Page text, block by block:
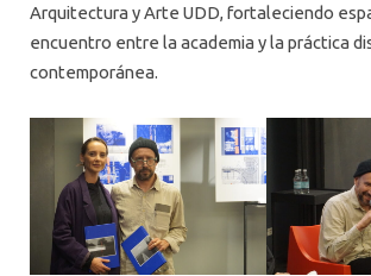
Arquitectura y Arte UDD, fortaleciendo
encuentro entre la academia y la práctica
contemporánea.